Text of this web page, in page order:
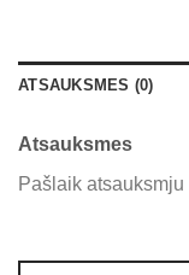
ATSAUKSMES (0)
Atsauksmes
Pašlaik atsauksmju